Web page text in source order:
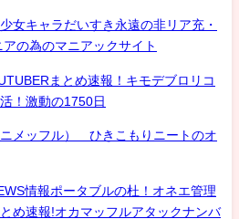
女キャラだいすき永遠の非リア充・
の為のマニアックサイト
まとめ速報！キモデブロリコ
！激動の1750日
メッフル） ひきこもりニートのオ
情報ポータブルの杜！オネエ管理
め速報!オカマッフルアタックナンバ